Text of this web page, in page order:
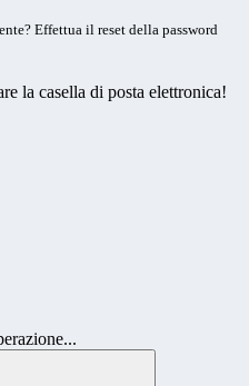
Effettua il reset della password
la casella di posta elettronica!